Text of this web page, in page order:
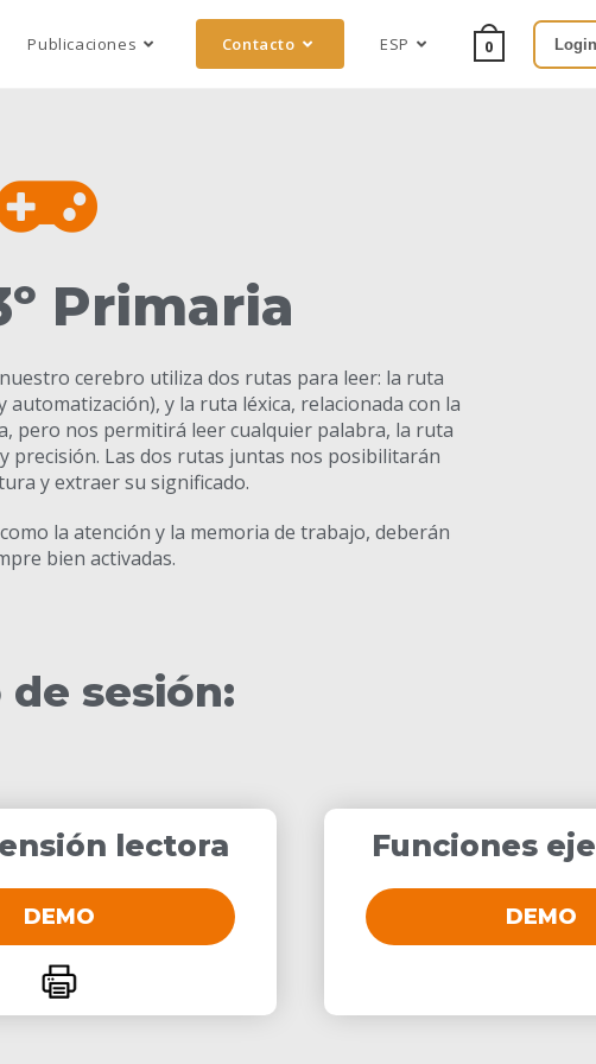
Publicaciones Contacto ESP 0 Login
Primaria
cerebro utiliza dos rutas para leer: la ruta
y la ruta léxica, relacionada con la
pero nos permitirá leer cualquier palabra, la ruta
precisión. Las dos rutas juntas nos posibilitarán
y extraer su significado.
la atención y la memoria de trabajo, deberán
bien activadas.
sesión:
lectora
DEMO
Funciones
DEMO